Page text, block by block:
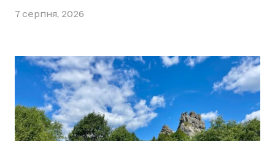
7 серпня, 2026